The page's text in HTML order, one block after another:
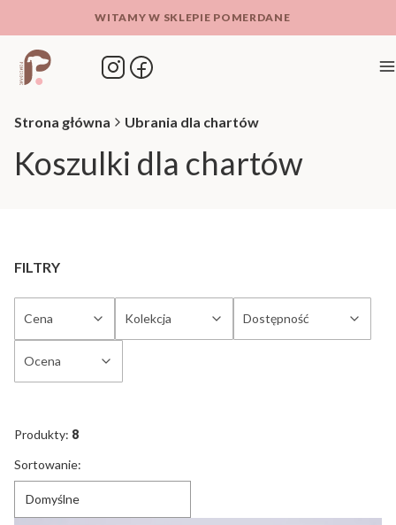
WITAMY W SKLEPIE POMERDANE
Strona główna Ubrania dla chartów
Koszulki dla chartów
FILTRY
Cena Kolekcja Dostępność
Ocena
Produkty: 8
Lista produktów
Sortowanie:
Domyślne